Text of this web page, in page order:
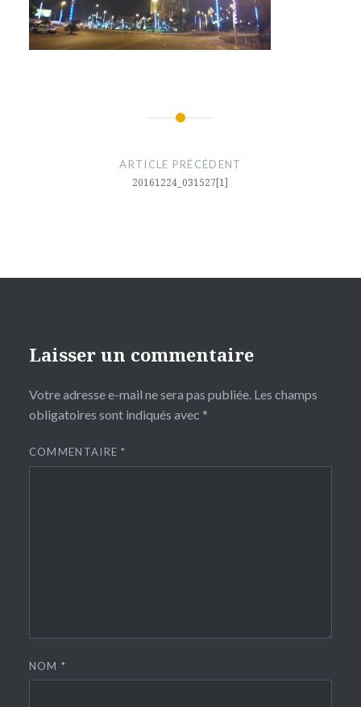
ARTICLE PRÉCÉDENT
20161224_031527[1]
Laisser un commentaire
Votre adresse e-mail ne sera pas publiée. Les champs
obligatoires sont indiqués avec *
COMMENTAIRE*
NOM*